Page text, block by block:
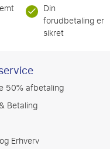
Din
forudbetaling er
sikret
50% afbetaling
Betaling
Erhverv